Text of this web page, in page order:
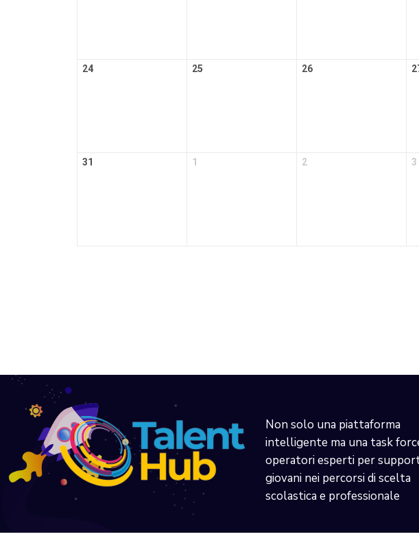
24 25 26
31 1 2 3
Non solo una piattaforma
intelligente ma una task
operatori esperti per
giovani nei percorsi di scelta
scolastica e professionale